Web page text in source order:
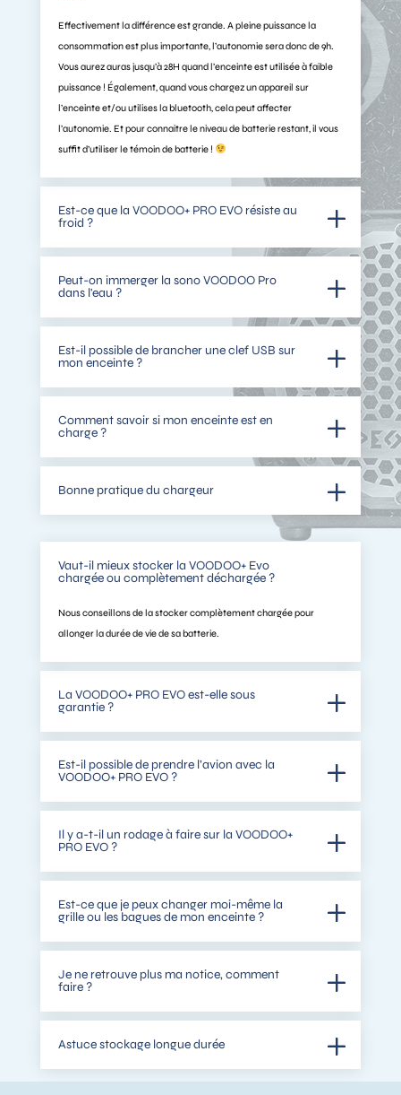
Effectivement la différence est grande. A pleine puissance la
consommation est plus importante, l’autonomie sera donc de 9h.
Vous aurez auras jusqu’à 28H quand l’enceinte est utilisée à faible
puissance ! Également, quand vous chargez un appareil sur
l’enceinte et/ou utilises la bluetooth, cela peut affecter
l’autonomie. Et pour connaitre le niveau de batterie restant, il vous
suffit d’utiliser le témoin de batterie !
Est-ce que la VOODOO+ PRO EVO résiste au
froid ?
Peut-on immerger la sono VOODOO Pro
dans l'eau ?
Est-il possible de brancher une clef USB sur
mon enceinte ?
Comment savoir si mon enceinte est en
charge ?
Bonne pratique du chargeur
Vaut-il mieux stocker la VOODOO+ Evo
chargée ou complètement déchargée ?
Nous conseillons de la stocker complètement chargée pour
allonger la durée de vie de sa batterie.
La VOODOO+ PRO EVO est-elle sous
garantie ?
Est-il possible de prendre l’avion avec la
VOODOO+ PRO EVO ?
Il y a-t-il un rodage à faire sur la VOODOO+
PRO EVO ?
Est-ce que je peux changer moi-même la
grille ou les bagues de mon enceinte ?
Je ne retrouve plus ma notice, comment
faire ?
Astuce stockage longue durée